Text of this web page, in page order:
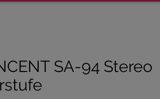
SA-94 Stereo